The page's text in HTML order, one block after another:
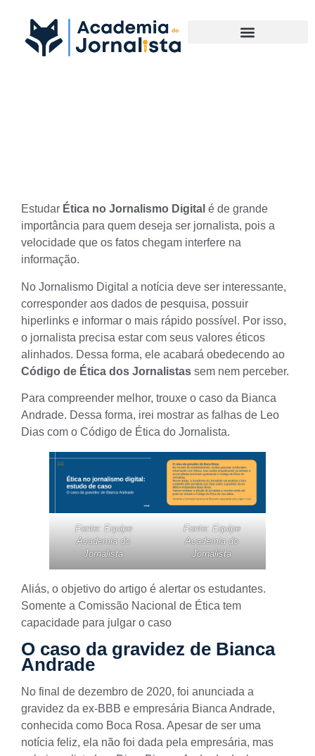
Estudar Ética no Jornalismo Digital é de grande
importância para quem deseja ser jornalista, pois a
velocidade que os fatos chegam interfere na
informação.
No Jornalismo Digital a notícia deve ser interessante,
corresponder aos dados de pesquisa, possuir
hiperlinks e informar o mais rápido possível. Por isso,
o jornalista precisa estar com seus valores éticos
alinhados. Dessa forma, ele acabará obedecendo ao
Código de Ética dos Jornalistas sem nem perceber.
Para compreender melhor, trouxe o caso da Bianca
Andrade. Dessa forma, irei mostrar as falhas de Leo
Dias com o Código de Ética do Jornalista.
Fonte: Equipe
Academia do
Jornalista
Fonte: Equipe
Academia do
Jornalista
Aliás, o objetivo do artigo é alertar os estudantes.
Somente a Comissão Nacional de Ética tem
capacidade para julgar o caso
O caso da gravidez de Bianca
Andrade
No final de dezembro de 2020, foi anunciada a
gravidez da ex-BBB e empresária Bianca Andrade,
conhecida como Boca Rosa. Apesar de ser uma
notícia feliz, ela não foi dada pela empresária, mas